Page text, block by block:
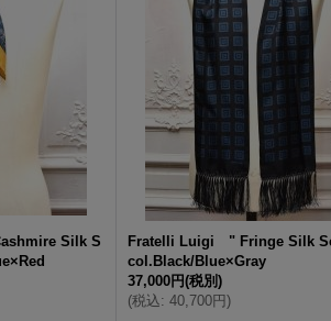
Silk S
Fratelli Luigi " Fringe Silk
col.Black/Blue×Gray
37,000円(税別)
(税込: 40,700円)